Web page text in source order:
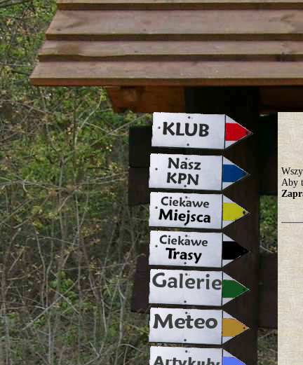
strona w naprawie
Aby